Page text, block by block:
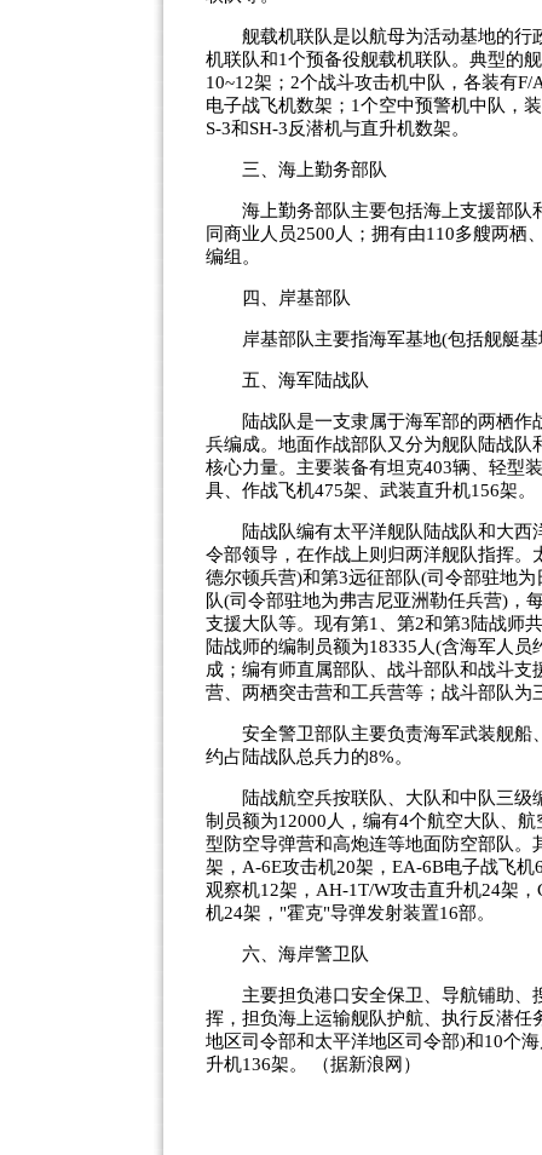
舰载机联队是以航母为活动基地的行
机联队和1个预备役舰载机联队。典型的
10~12架；2个战斗攻击机中队，各装有
电子战飞机数架；1个空中预警机中队，
S-3和SH-3反潜机与直升机数架。
三、海上勤务部队
海上勤务部队主要包括海上支援部队
同商业人员2500人；拥有由110多艘两栖
编组。
四、岸基部队
岸基部队主要指海军基地(包括舰艇基
五、海军陆战队
陆战队是一支隶属于海军部的两栖作
兵编成。地面作战部队又分为舰队陆战
核心力量。主要装备有坦克403辆、轻型
具、作战飞机475架、武装直升机156架。
陆战队编有太平洋舰队陆战队和大西
令部领导，在作战上则归两洋舰队指挥
德尔顿兵营)和第3远征部队(司令部驻地
队(司令部驻地为弗吉尼亚洲勒任兵营)，
支援大队等。现有第1、第2和第3陆战师
陆战师的编制员额为18335人(含海军人
成；编有师直属部队、战斗部队和战斗
营、两栖突击营和工兵营等；战斗部队
安全警卫部队主要负责海军武装舰船
约占陆战队总兵力的8%。
陆战航空兵按联队、大队和中队三级
制员额为12000人，编有4个航空大队、
型防空导弹营和高炮连等地面防空部队。
架，A-6E攻击机20架，EA-6B电子战飞
观察机12架，AH-1T/W攻击直升机24架
机24架，"霍克"导弹发射装置16部。
六、海岸警卫队
主要担负港口安全保卫、导航铺助、
挥，担负海上运输舰队护航、执行反潜
地区司令部和太平洋地区司令部)和10个
升机136架。 （据新浪网）